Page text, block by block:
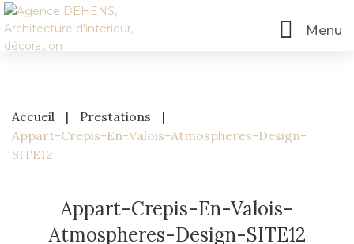
Menu
Accueil | Prestations
|
Appart-Crepis-En-Valois-Atmospheres-Design-
SITE12
Appart-Crepis-En-Valois-
Atmospheres-Design-SITE12